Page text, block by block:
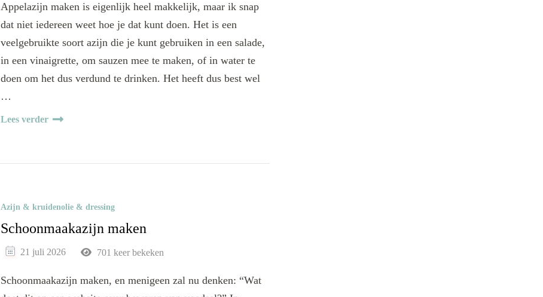
Appelazijn maken is eigenlijk heel makkelijk, maar ik snap
dat niet iedereen weet hoe je dat kunt doen. Het is een
veelgebruikte soort azijn die je kunt gebruiken in een salade,
in een vinaigrette, om sauzen mee te maken, of in water te
doen om het dus verdund te drinken. Het heeft dus best wel
…
Lees verder
Azijn & kruidenolie & dressing
Schoonmaakazijn maken
21 juli 2026 701 keer bekeken
Schoonmaakazijn maken, en menigeen zal nu denken: “Wat